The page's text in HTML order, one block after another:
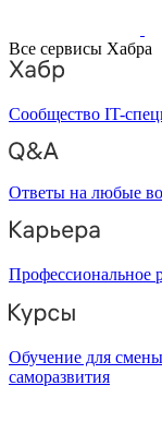
Все сервисы Хабра
Сообщество IT-
Ответы на любые
Профессиональное
Обучение для
саморазвития